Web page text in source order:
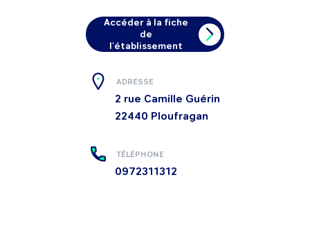
Accéder à la fiche
de
l'établissement
ADRESSE
2 rue Camille Guérin
22440 Ploufragan
TÉLÉPHONE
0972311312